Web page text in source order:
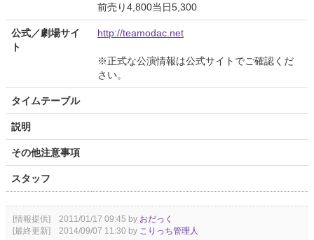
前売り4,800当日5,300
公式／劇場サイ
ト
http://teamodac.net
※正式な公演情報は公式サイトでご確認くだ
さい。
タイムテーブル
説明
その他注意事項
スタッフ
[情報提供] 2011/01/17 09:45 by おだっく
[最終更新] 2014/09/07 11:30 by こりっち管理人